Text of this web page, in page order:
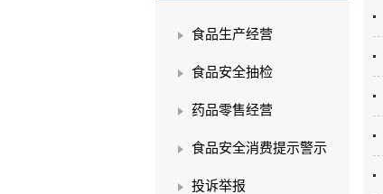
食品生产经营
食品安全抽检
药品零售经营
食品安全消费提示警示
投诉举报